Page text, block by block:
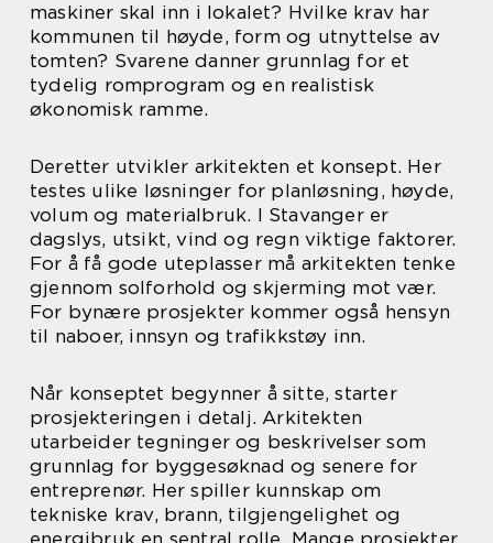
maskiner skal inn i lokalet? Hvilke krav har
kommunen til høyde, form og utnyttelse av
tomten? Svarene danner grunnlag for et
tydelig romprogram og en realistisk
økonomisk ramme.
Deretter utvikler arkitekten et konsept. Her
testes ulike løsninger for planløsning, høyde,
volum og materialbruk. I Stavanger er
dagslys, utsikt, vind og regn viktige faktorer.
For å få gode uteplasser må arkitekten tenke
gjennom solforhold og skjerming mot vær.
For bynære prosjekter kommer også hensyn
til naboer, innsyn og trafikkstøy inn.
Når konseptet begynner å sitte, starter
prosjekteringen i detalj. Arkitekten
utarbeider tegninger og beskrivelser som
grunnlag for byggesøknad og senere for
entreprenør. Her spiller kunnskap om
tekniske krav, brann, tilgjengelighet og
energibruk en sentral rolle. Mange prosjekter